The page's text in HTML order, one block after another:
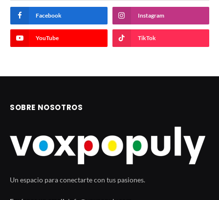
Facebook Instagram
YouTube TikTok
SOBRE NOSOTROS
Un espacio para conectarte con tus pasiones.